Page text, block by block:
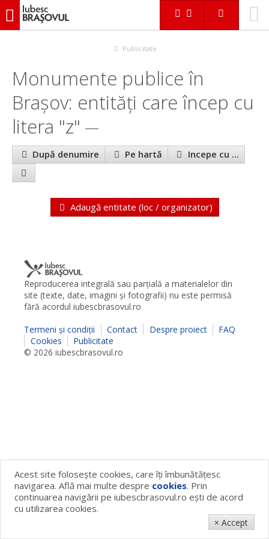
iubescbraşovul.ro
Publicitate
Monumente publice în
Brașov: entităţi care încep cu
litera "z"
După denumire Pe hartă Incepe cu ...
Adaugă entitate (loc / organizator)
Reproducerea integrală sau parţială a materialelor din
site (texte, date, imagini şi fotografii) nu este permisă
fără acordul iubescbrasovul.ro
Termeni şi condiţii
Contact Despre proiect
FAQ
Cookies
Publicitate
© 2026 iubescbrasovul.ro
Acest site foloseşte cookies, care îţi îmbunătăţesc
navigarea. Află mai multe despre cookies. Prin
continuarea navigării pe iubescbrasovul.ro eşti de acord
cu utilizarea cookies.
× Accept